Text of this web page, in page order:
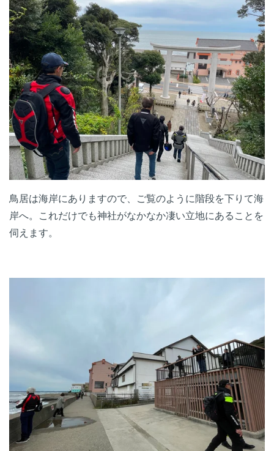
鳥居は海岸にありますので、ご覧のように階段を下りて海
岸へ。これだけでも神社がなかなか凄い立地にあることを
伺えます。